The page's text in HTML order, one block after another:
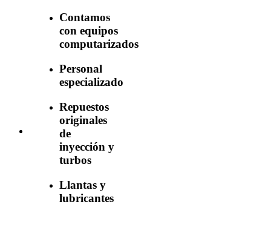
Contamos
con equipos
computarizados
Personal
especializado
Repuestos
originales
de
inyección y
turbos
Llantas y
lubricantes